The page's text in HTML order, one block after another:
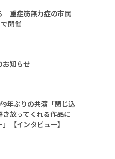
重症筋無力症の市民
開催
お知らせ
年ぶりの共演「閉じ込
放ってくれる作品に
【インタビュー】